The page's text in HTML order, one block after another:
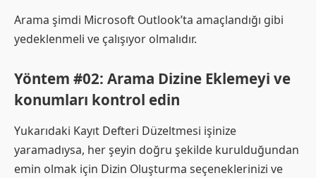
Arama şimdi Microsoft Outlook’ta amaçlandığı gibi
yedeklenmeli ve çalışıyor olmalıdır.
Yöntem #02: Arama Dizine Eklemeyi ve
konumları kontrol edin
Yukarıdaki Kayıt Defteri Düzeltmesi işinize
yaramadıysa, her şeyin doğru şekilde kurulduğundan
emin olmak için Dizin Oluşturma seçeneklerinizi ve